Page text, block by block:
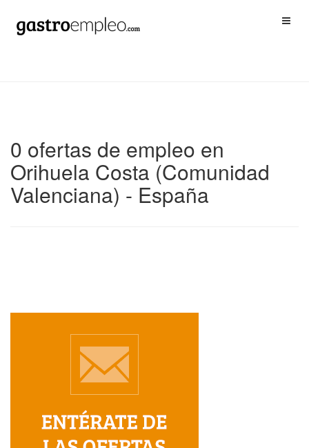
0 ofertas de empleo en
Orihuela Costa (Comunidad
Valenciana) - España